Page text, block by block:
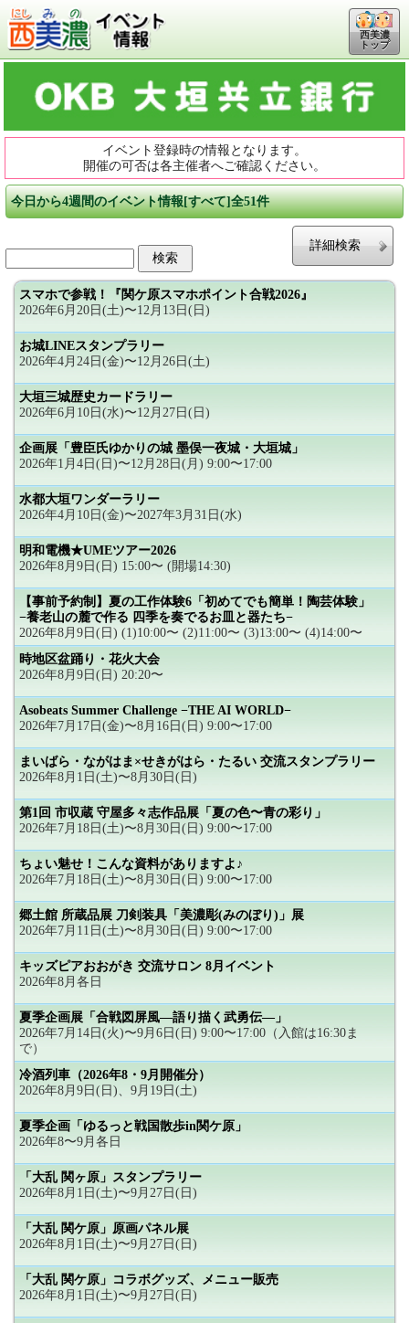
西美濃
トップ
イベント登録時の情報となります。
開催の可否は各主催者へご確認ください。
今日から4週間のイベント情報[すべて]全51件
詳細検索
スマホで参戦！『関ケ原スマホポイント合戦2026』
2026年6月20日(土)〜12月13日(日)
お城LINEスタンプラリー
2026年4月24日(金)〜12月26日(土)
大垣三城歴史カードラリー
2026年6月10日(水)〜12月27日(日)
企画展「豊臣氏ゆかりの城 墨俣一夜城・大垣城」
2026年1月4日(日)〜12月28日(月) 9:00〜17:00
水都大垣ワンダーラリー
2026年4月10日(金)〜2027年3月31日(水)
明和電機★UMEツアー2026
2026年8月9日(日) 15:00〜 (開場14:30)
【事前予約制】夏の工作体験6「初めてでも簡単！陶芸体験」
−養老山の麓で作る 四季を奏でるお皿と器たち−
2026年8月9日(日) (1)10:00〜 (2)11:00〜 (3)13:00〜 (4)14:00〜
時地区盆踊り・花火大会
2026年8月9日(日) 20:20〜
Asobeats Summer Challenge −THE AI WORLD−
2026年7月17日(金)〜8月16日(日) 9:00〜17:00
まいばら・ながはま×せきがはら・たるい 交流スタンプラリー
2026年8月1日(土)〜8月30日(日)
第1回 市収蔵 守屋多々志作品展「夏の色〜青の彩り」
2026年7月18日(土)〜8月30日(日) 9:00〜17:00
ちょい魅せ！こんな資料がありますよ♪
2026年7月18日(土)〜8月30日(日) 9:00〜17:00
郷土館 所蔵品展 刀剣装具「美濃彫(みのぼり)」展
2026年7月11日(土)〜8月30日(日) 9:00〜17:00
キッズピアおおがき 交流サロン 8月イベント
2026年8月各日
夏季企画展「合戦図屏風―語り描く武勇伝―」
2026年7月14日(火)〜9月6日(日) 9:00〜17:00（入館は16:30ま
で）
冷酒列車（2026年8・9月開催分）
2026年8月9日(日)、9月19日(土)
夏季企画「ゆるっと戦国散歩in関ケ原」
2026年8〜9月各日
「大乱 関ヶ原」スタンプラリー
2026年8月1日(土)〜9月27日(日)
「大乱 関ケ原」原画パネル展
2026年8月1日(土)〜9月27日(日)
「大乱 関ケ原」コラボグッズ、メニュー販売
2026年8月1日(土)〜9月27日(日)